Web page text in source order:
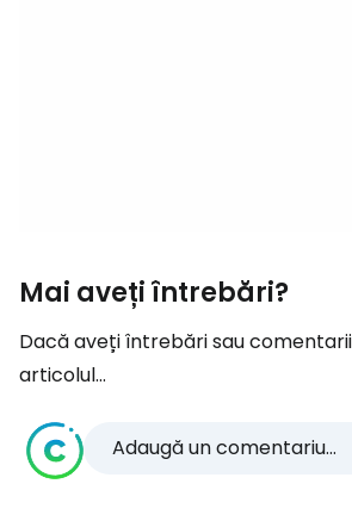
Mai aveți întrebări?
Dacă aveți întrebări sau
articolul...
Adaugă un comentariu...